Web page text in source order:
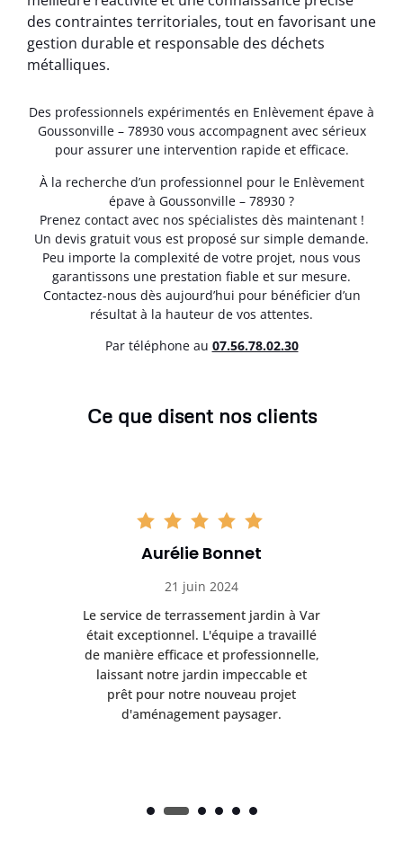
des contraintes territoriales, tout en favorisant une
gestion durable et responsable des déchets
métalliques.
Des professionnels expérimentés en Enlèvement épave à
Goussonville – 78930 vous accompagnent avec sérieux
pour assurer une intervention rapide et efficace.
À la recherche d’un professionnel pour le Enlèvement
épave à Goussonville – 78930 ?
Prenez contact avec nos spécialistes dès maintenant !
Un devis gratuit vous est proposé sur simple demande.
Peu importe la complexité de votre projet, nous vous
garantissons une prestation fiable et sur mesure.
Contactez-nous dès aujourd’hui pour bénéficier d’un
résultat à la hauteur de vos attentes.
Par téléphone au 07.56.78.02.30
Ce que disent nos clients
Aurélie Bonnet
21 juin 2024
Le service de terrassement jardin à Var
était exceptionnel. L'équipe a travaillé
de manière efficace et professionnelle,
laissant notre jardin impeccable et
prêt pour notre nouveau projet
d'aménagement paysager.